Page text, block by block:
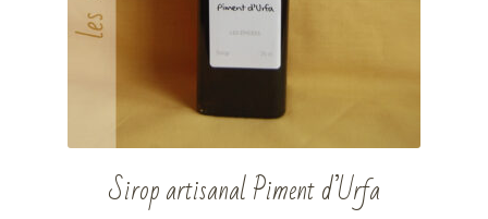
Sirop artisanal Piment d’Urfa